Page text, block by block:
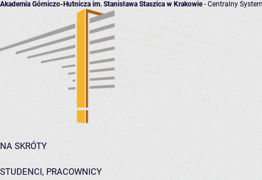
Akademia Górniczo-Hutnicza im. Stanisława Staszica w Krakowie- Centralny
NA SKRÓTY
STUDENCI, PRACOWNICY